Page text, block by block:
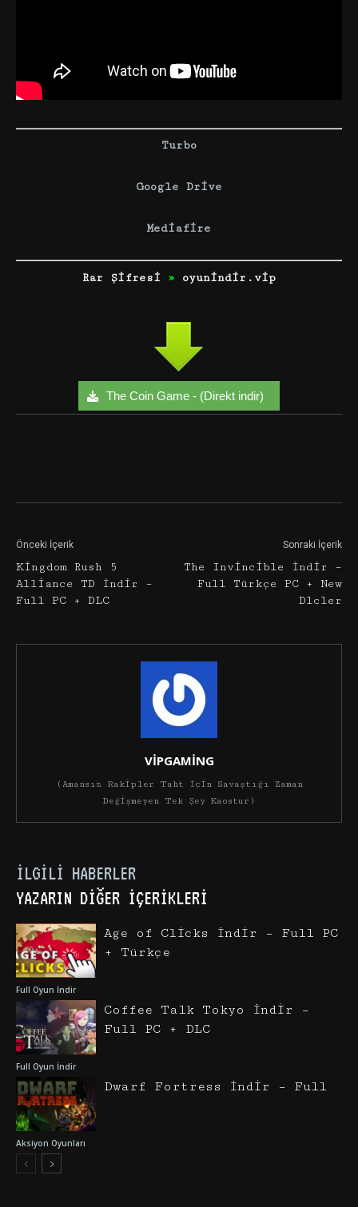
Turbo
Google Drive
Mediafire
Rar Şifresi » oyunindir.vip
The Coin Game - (Direkt indir)
Önceki İçerik
Kingdom Rush 5
Alliance TD İndir –
Full PC + DLC
Sonraki İçerik
The Invincible İndir –
Full Türkçe PC + New
Dlcler
VİPGAMİNG
(Amansız Rakipler Taht İçin Savaştığı Zaman
Değişmeyen Tek Şey Kaostur)
İLGILI HABERLER
YAZARIN DIĞER İÇERIKLERI
Full Oyun İndir
Age of Clicks İndir – Full PC
+ Türkçe
Full Oyun İndir
Coffee Talk Tokyo İndir –
Full PC + DLC
Aksiyon Oyunları
Dwarf Fortress İndir – Full